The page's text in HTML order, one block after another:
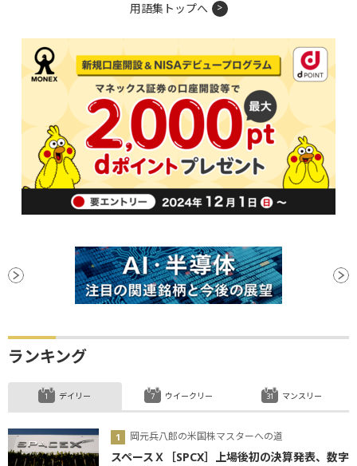
用語集トップへ
ランキング
デイリー
岡元兵八郎の米国株マスターへの道
スペースＸ［SPCX］上場後初の決算発表、数字
ウイークリー マンスリー